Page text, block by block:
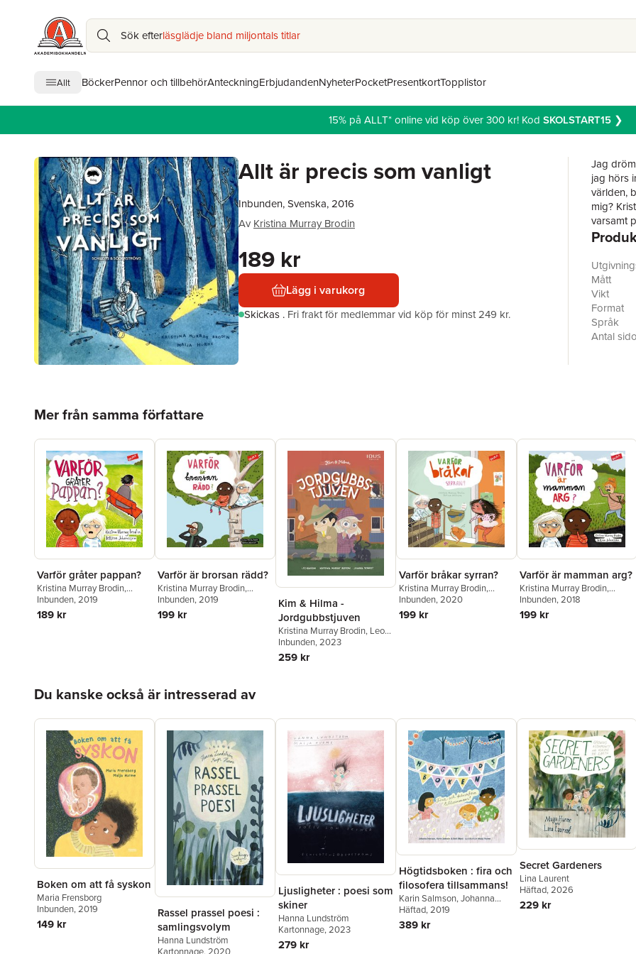
Sök efterläsglädje bland miljontals titlar
Allt BöckerPennor och tillbehörAnteckningErbjudandenNyheterPocketPresentkortTopplistor
15% på ALLT* online vid köp över 300 kr! Kod SKOLSTART15❯
Allt är precis som vanligt
Inbunden, Svenska, 2016
Av Kristina Murray Brodin
189 kr
Lägg i varukorg
Skickas . Fri frakt för medlemmar vid köp för minst 249 kr.
Jag
jag hörs
världen,
mig?
varsamt
Mått
Vikt
Format
Språk
Antal
Mer från samma författare
Varför gråter pappan?
Kristina Murray Brodin,
Bettina Johansson
Inbunden, 2019
189 kr
Varför är brorsan rädd?
Kristina Murray Brodin,
Bettina Johansson
Inbunden, 2019
199 kr
Kim & Hilma -
Jordgubbstjuven
Kristina Murray Brodin, Leo
Brodin
Inbunden, 2023
259 kr
Varför bråkar syrran?
Kristina Murray Brodin,
Bettina Johansson
Inbunden, 2020
199 kr
Varför är mamman arg?
Kristina Murray Brodin,
Bettina Johansson
Inbunden, 2018
199 kr
Du kanske också är intresserad av
Boken om att få syskon
Maria Frensborg
Inbunden, 2019
149 kr
Rassel prassel poesi :
samlingsvolym
Hanna Lundström
Kartonnage, 2020
Ljusligheter : poesi som
skiner
Hanna Lundström
Kartonnage, 2023
279 kr
Högtidsboken : fira och
filosofera tillsammans!
Karin Salmson,Johanna
Ivarsson,Emil Åkerö
Häftad, 2019
389 kr
Secret Gardeners
Lina Laurent
Häftad, 2026
229 kr